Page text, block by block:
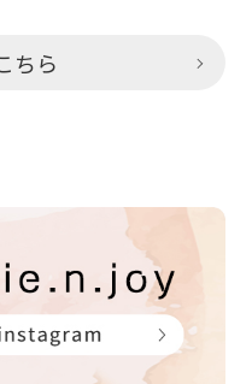
ちら